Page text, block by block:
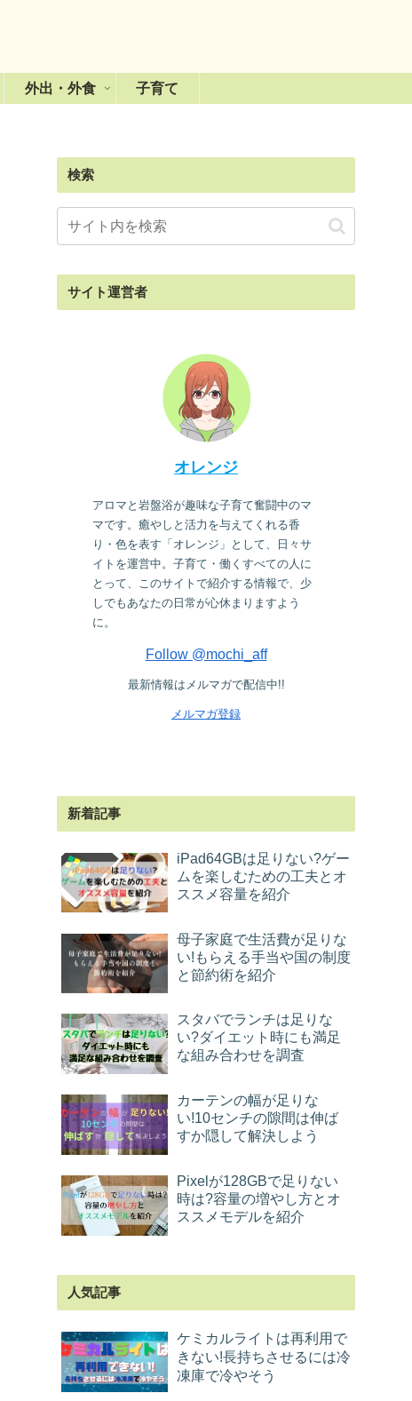
外出・外食 子育て
検索
サイト運営者
オレンジ
アロマと岩盤浴が趣味な子育て奮闘中のマ
マです。癒やしと活力を与えてくれる香
り・色を表す「オレンジ」として、日々サ
イトを運営中。子育て・働くすべての人に
とって、このサイトで紹介する情報で、少
しでもあなたの日常が心休まりますよう
に。
Follow @mochi_aff
最新情報はメルマガで配信中!!
メルマガ登録
新着記事
iPad64GBは足りない?ゲー
ムを楽しむための工夫とオ
ススメ容量を紹介
母子家庭で生活費が足りな
い!もらえる手当や国の制度
と節約術を紹介
スタバでランチは足りな
い?ダイエット時にも満足
な組み合わせを調査
カーテンの幅が足りな
い!10センチの隙間は伸ば
すか隠して解決しよう
Pixelが128GBで足りない
時は?容量の増やし方とオ
ススメモデルを紹介
人気記事
ケミカルライトは再利用で
きない!長持ちさせるには冷
凍庫で冷やそう